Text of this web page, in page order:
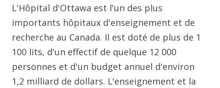
L'Hôpital d'Ottawa est l'un des plus
importants hôpitaux d'enseignement et de
recherche au Canada. Il est doté de plus de 1
100 lits, d'un effectif de quelque 12 000
personnes et d'un budget annuel d'environ
1,2 milliard de dollars. L'enseignement et la